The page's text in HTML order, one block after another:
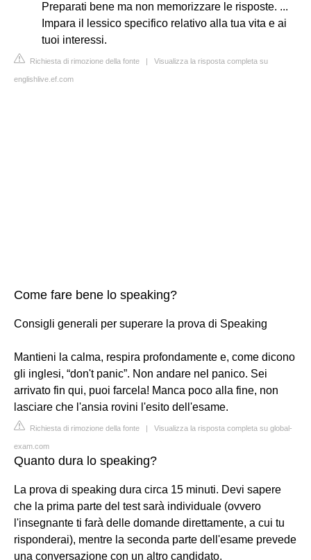
Preparati bene ma non memorizzare le risposte. ...
Impara il lessico specifico relativo alla tua vita e ai
tuoi interessi.
Richiesta di rimozione della fonte | Visualizza la risposta completa su
englishlive.ef.com
Come fare bene lo speaking?
Consigli generali per superare la prova di Speaking
Mantieni la calma, respira profondamente e, come dicono
gli inglesi, “don't panic”. Non andare nel panico. Sei
arrivato fin qui, puoi farcela! Manca poco alla fine, non
lasciare che l'ansia rovini l'esito dell'esame.
Richiesta di rimozione della fonte | Visualizza la risposta completa su global-
exam.com
Quanto dura lo speaking?
La prova di speaking dura circa 15 minuti. Devi sapere
che la prima parte del test sarà individuale (ovvero
l'insegnante ti farà delle domande direttamente, a cui tu
risponderai), mentre la seconda parte dell'esame prevede
una conversazione con un altro candidato.